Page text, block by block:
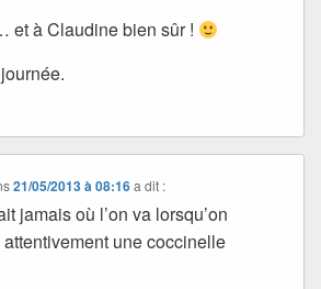
et à Claudine bien sûr !
21/05/2013 à 08:16 a dit :
jamais où l’on va lorsqu’on
attentivement une coccinelle